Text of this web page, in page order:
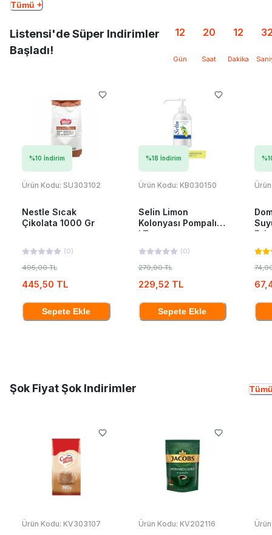
Tümü +
Listensi'de Süper Indirimler
Başladı!
12
Gün
20
Saat
12
Dakika
31
%10 İndirim
Ürün Kodu: SU303102
Nestle Sıcak
Çikolata 1000 Gr
(0)
495,00 TL
445,50 TL
Sepete Ekle
%18 İndirim
Ürün Kodu: KB030150
Selin Limon
Kolonyası Pompalı 1
LT
(0)
279,90 TL
229,52 TL
Sepete Ekle
%
Şok Fiyat Şok Indirimler
Ürün Kodu: KV303107 Ürün Kodu: KV202116